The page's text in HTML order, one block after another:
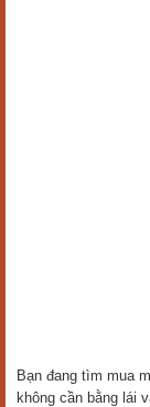
Bạn đang tìm mua
không cần bằng lái